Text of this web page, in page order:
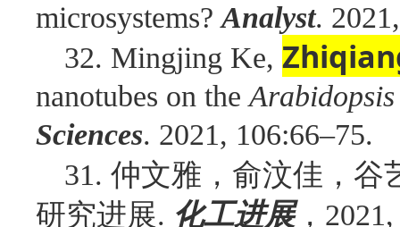
microsystems?Analyst.
32. Mingjing Ke,
nanotubes on the
Sciences. 2021, 106:66–75.
31. 仲文雅，俞汶佳，谷
研究进展. 化工进展，